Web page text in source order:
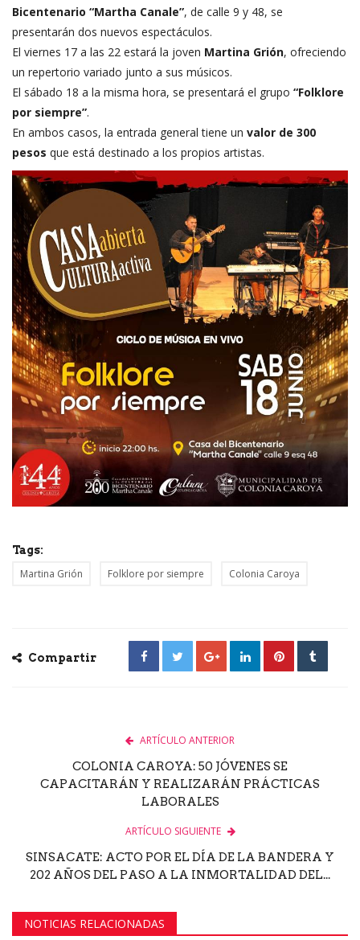
Bicentenario “Martha Canale”, de calle 9 y 48, se
presentarán dos nuevos espectáculos.
El viernes 17 a las 22 estará la joven Martina Grión, ofreciendo
un repertorio variado junto a sus músicos.
El sábado 18 a la misma hora, se presentará el grupo “Folklore
por siempre”.
En ambos casos, la entrada general tiene un valor de 300
pesos que está destinado a los propios artistas.
Tags:
Martina Grión Folklore por siempre Colonia Caroya
Compartir
ARTÍCULO ANTERIOR
COLONIA CAROYA: 50 JÓVENES SE
CAPACITARÁN Y REALIZARÁN PRÁCTICAS
LABORALES
ARTÍCULO SIGUIENTE
SINSACATE: ACTO POR EL DÍA DE LA BANDERA Y
202 AÑOS DEL PASO A LA INMORTALIDAD DEL...
NOTICIAS RELACIONADAS